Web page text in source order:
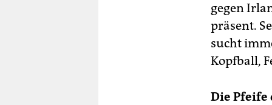
gegen
präsent.
sucht
Kopfball,
Die Pfeife